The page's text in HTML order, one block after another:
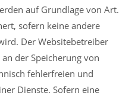
auf Grundlage von Art.
sofern keine andere
Der Websitebetreiber
der Speicherung von
fehlerfreien und
Dienste. Sofern eine